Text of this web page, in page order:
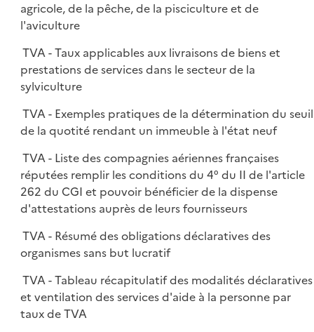
agricole, de la pêche, de la pisciculture et de
l'aviculture
TVA - Taux applicables aux livraisons de biens et
prestations de services dans le secteur de la
sylviculture
TVA - Exemples pratiques de la détermination du seuil
de la quotité rendant un immeuble à l'état neuf
TVA - Liste des compagnies aériennes françaises
réputées remplir les conditions du 4° du II de l'article
262 du CGI et pouvoir bénéficier de la dispense
d'attestations auprès de leurs fournisseurs
TVA - Résumé des obligations déclaratives des
organismes sans but lucratif
TVA - Tableau récapitulatif des modalités déclaratives
et ventilation des services d'aide à la personne par
taux de TVA